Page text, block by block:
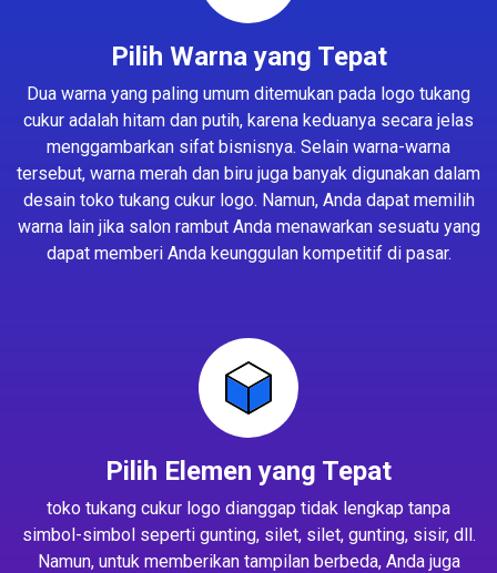
Pilih Warna yang Tepat
Dua warna yang paling umum ditemukan pada logo tukang
cukur adalah hitam dan putih, karena keduanya secara jelas
menggambarkan sifat bisnisnya. Selain warna-warna
tersebut, warna merah dan biru juga banyak digunakan dalam
desain toko tukang cukur logo. Namun, Anda dapat memilih
warna lain jika salon rambut Anda menawarkan sesuatu yang
dapat memberi Anda keunggulan kompetitif di pasar.
Pilih Elemen yang Tepat
toko tukang cukur logo dianggap tidak lengkap tanpa
simbol-simbol seperti gunting, silet, silet, gunting, sisir, dll.
Namun, untuk memberikan tampilan berbeda, Anda juga